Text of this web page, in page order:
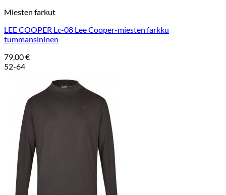
Miesten farkut
LEE COOPER Lc-08 Lee Cooper-miesten farkku
tummansininen
79,00€
52-64